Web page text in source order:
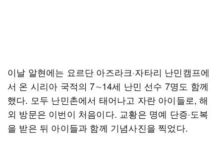
이날 알현에는 요르단 아즈라크·자타리 난민캠프에
서 온 시리아 국적의 7∼14세 난민 선수 7명도 함께
했다. 모두 난민촌에서 태어나고 자란 아이들로, 해
외 방문은 이번이 처음이다. 교황은 명예 단증·도복
을 받은 뒤 아이들과 함께 기념사진을 찍었다.